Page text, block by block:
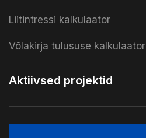
Liitintressi kalkulaator
Võlakirja tulususe kalkulaator
Aktiivsed projektid